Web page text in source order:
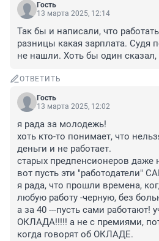
Гость
13 марта 2025, 12:14
Так бы и написали, что
разницы какая зарплата. Судя
не нашли. Хоть бы один сказал,
ОТВЕТИТЬ
Гость
13 марта 2025, 12:02
я рада за молодежь!
хоть кто-то понимает, что
деньги и не работает.
старых предпенсионеров даже
вот пусть эти "работодатели"
я рада, что прошли времена,
любую работу -черную, без
а за 40 ---пусть сами работают!
ОКЛАДА!!!!! а не с премиями,
когда говорят об ОКЛАДЕ.